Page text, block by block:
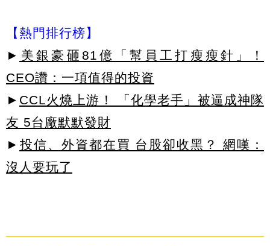
【熱門排行榜】
► 美銀豪砸81億「幫員工打瘦瘦針」！
CEO讚：一項值得的投資
► CCL火燒上游！ 「化學老手」被逼成神隊
友 5台廠默默發財
► 投信、外資都在買 台股卻收黑？ 網嘆：
沒人要玩了